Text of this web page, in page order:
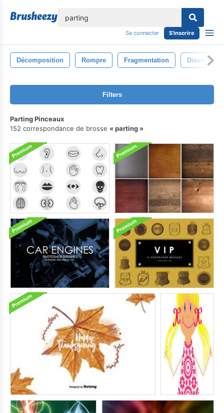
Se connecter S'inscrire
Décomposition Rompre Fragmentation
Filters
Parting Pinceaux
152 correspondance de brosse
parting